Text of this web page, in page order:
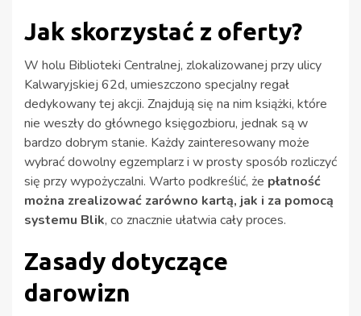
Jak skorzystać z oferty?
W holu Biblioteki Centralnej, zlokalizowanej przy ulicy
Kalwaryjskiej 62d, umieszczono specjalny regał
dedykowany tej akcji. Znajdują się na nim książki, które
nie weszły do głównego księgozbioru, jednak są w
bardzo dobrym stanie. Każdy zainteresowany może
wybrać dowolny egzemplarz i w prosty sposób rozliczyć
się przy wypożyczalni. Warto podkreślić, że płatność
można zrealizować zarówno kartą, jak i za pomocą
systemu Blik, co znacznie ułatwia cały proces.
Zasady dotyczące
darowizn